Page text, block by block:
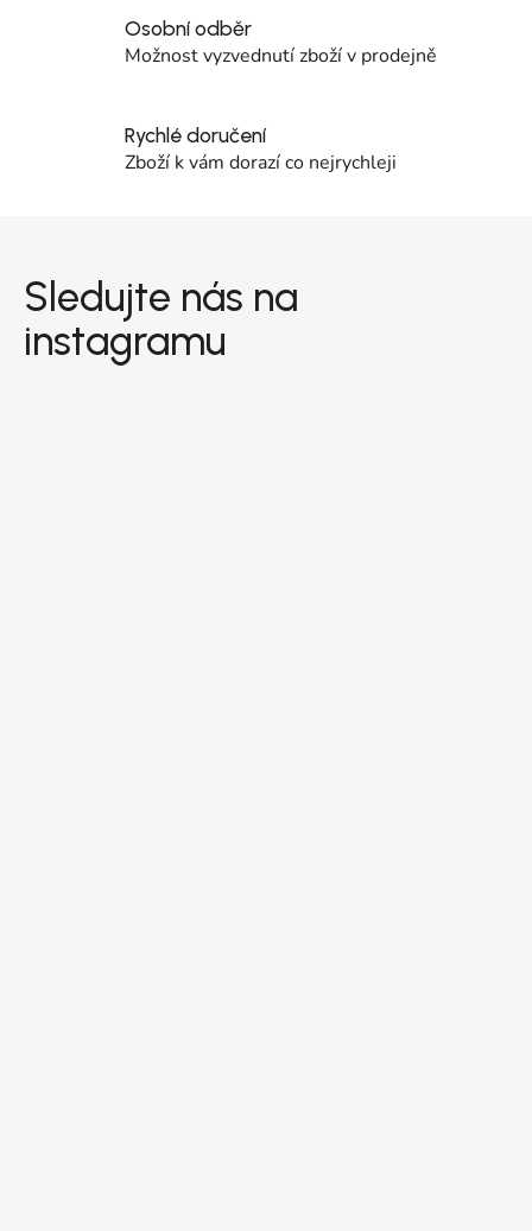
Osobní odběr
Možnost vyzvednutí zboží v prodejně
Rychlé doručení
Zboží k vám dorazí co nejrychleji
Sledujte nás na
instagramu